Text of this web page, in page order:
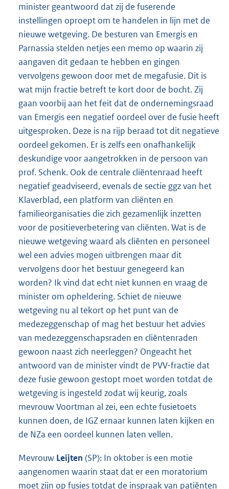
minister geantwoord dat zij de fuserende
instellingen oproept om te handelen in lijn met de
nieuwe wetgeving. De besturen van Emergis en
Parnassia stelden netjes een memo op waarin zij
aangaven dit gedaan te hebben en gingen
vervolgens gewoon door met de megafusie. Dit is
wat mijn fractie betreft te kort door de bocht. Zij
gaan voorbij aan het feit dat de ondernemingsraad
van Emergis een negatief oordeel over de fusie heeft
uitgesproken. Deze is na rijp beraad tot dit negatieve
oordeel gekomen. Er is zelfs een onafhankelijk
deskundige voor aangetrokken in de persoon van
prof. Schenk. Ook de centrale cliëntenraad heeft
negatief geadviseerd, evenals de sectie ggz van het
Klaverblad, een platform van cliënten en
familieorganisaties die zich gezamenlijk inzetten
voor de positieverbetering van cliënten. Wat is de
nieuwe wetgeving waard als cliënten en personeel
wel een advies mogen uitbrengen maar dit
vervolgens door het bestuur genegeerd kan
worden? Ik vind dat echt niet kunnen en vraag de
minister om opheldering. Schiet de nieuwe
wetgeving nu al tekort op het punt van de
medezeggenschap of mag het bestuur het advies
van medezeggenschapsraden en cliëntenraden
gewoon naast zich neerleggen? Ongeacht het
antwoord van de minister vindt de PVV-fractie dat
deze fusie gewoon gestopt moet worden totdat de
wetgeving is ingesteld zodat wij keurig, zoals
mevrouw Voortman al zei, een echte fusietoets
kunnen doen, de IGZ ernaar kunnen laten kijken en
de NZa een oordeel kunnen laten vellen.
Mevrouw Leijten (SP): In oktober is een motie
aangenomen waarin staat dat er een moratorium
moet zijn op fusies totdat de inspraak van patiënten